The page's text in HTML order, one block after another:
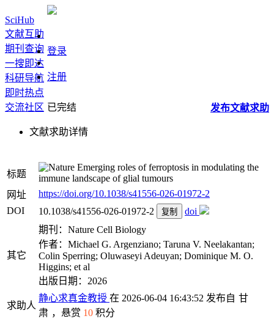
SciHub
文献互助
期刊查询
一搜即达
科研导航
即时热点
交流社区
登录
注册
发布文献求助
已完结
文献求助详情
标题
Emerging roles of ferroptosis in modulating the
immune landscape of glial tumours
网址
https://doi.org/10.1038/s41556-026-01972-2
DOI
10.1038/s41556-026-01972-2 复制 doi
其它
期刊：Nature Cell Biology
作者：Michael G. Argenziano; Taruna V. Neelakantan;
Colin Sperring; Oluwaseyi Adeuyan; Dominique M. O.
Higgins; et al
出版日期：2026
求助人
静心求真金教授 在 2026-06-04 16:43:52 发布自 甘
肃 ，悬赏 10 积分